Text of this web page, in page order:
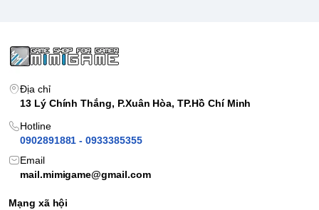
Địa chỉ
13 Lý Chính Thắng, P.Xuân Hòa, TP.Hồ Chí Minh
Hotline
0902891881 - 0933385355
Email
mail.mimigame@gmail.com
Mạng xã hội